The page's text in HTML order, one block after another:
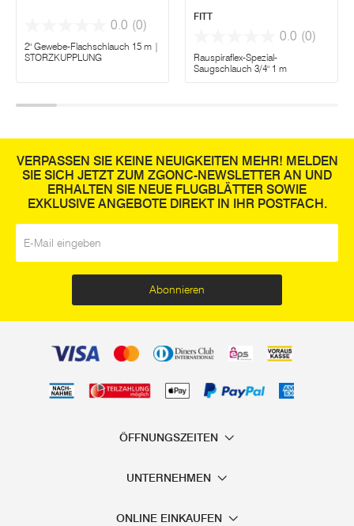
0.0 (0)
2" Gewebe-Flachschlauch 15 m |
STORZKUPPLUNG
FITT
0.0 (0)
Rauspiraflex-Spezial-
Saugschlauch 3/4" 1 m
VERPASSEN SIE KEINE NEUIGKEITEN MEHR! MELDEN
SIE SICH JETZT ZUM ZGONC-NEWSLETTER AN UND
ERHALTEN SIE NEUE FLUGBLÄTTER SOWIE
EXKLUSIVE ANGEBOTE DIREKT IN IHR POSTFACH.
Abonnieren
ÖFFNUNGSZEITEN
UNTERNEHMEN
ONLINE EINKAUFEN